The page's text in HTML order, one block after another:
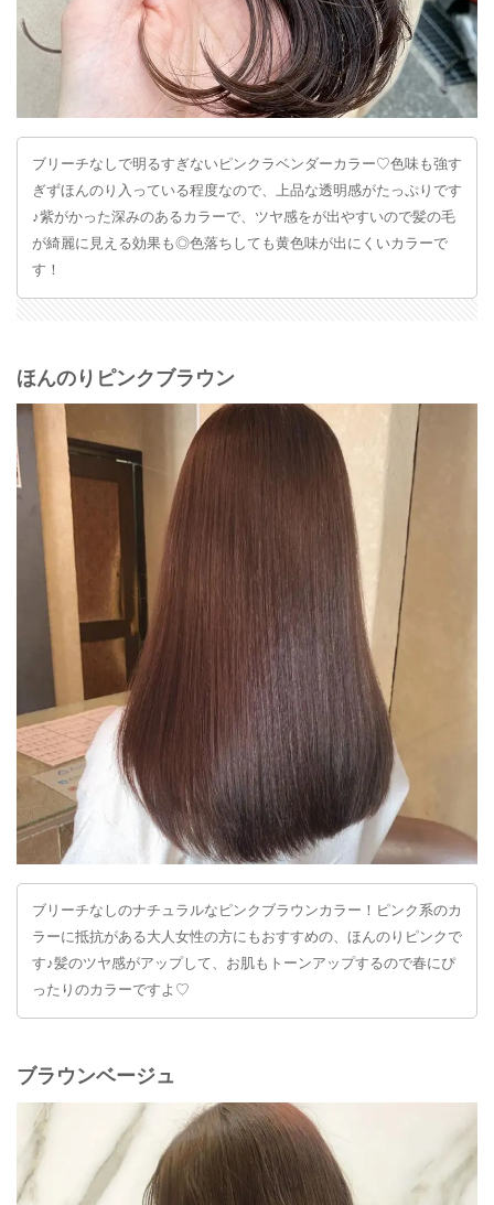
ブリーチなしで明るすぎないピンクラベンダーカラー♡色味も強す
ぎずほんのり入っている程度なので、上品な透明感がたっぷりです
♪紫がかった深みのあるカラーで、ツヤ感をが出やすいので髪の毛
が綺麗に見える効果も◎色落ちしても黄色味が出にくいカラーで
す！
ほんのりピンクブラウン
ブリーチなしのナチュラルなピンクブラウンカラー！ピンク系のカ
ラーに抵抗がある大人女性の方にもおすすめの、ほんのりピンクで
す♪髪のツヤ感がアップして、お肌もトーンアップするので春にぴ
ったりのカラーですよ♡
ブラウンベージュ